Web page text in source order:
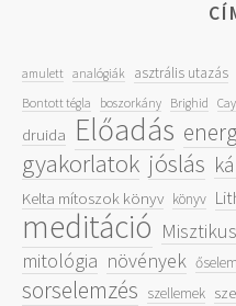
amulett analógiák asztrális utazás
Bontott tégla
boszorkány Brighid
druida Előadás
gyakorlatok jóslás
Kelta mítoszok könyv könyv
meditáció
mitológia növények
sorselemzés szellemek